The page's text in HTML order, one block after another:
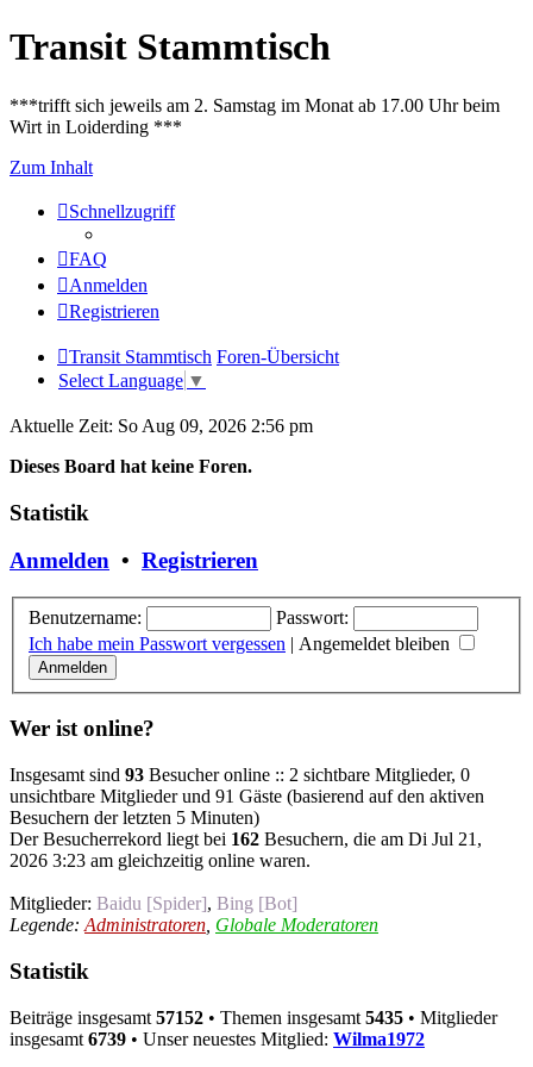
Transit Stammtisch
***trifft sich jeweils am 2. Samstag im Monat ab 17.00 Uhr beim
Wirt in Loiderding ***
Zum Inhalt
Schnellzugriff
FAQ
Anmelden
Registrieren
Transit Stammtisch Foren-Übersicht
Select Language ▼
Aktuelle Zeit: So Aug 09, 2026 2:56 pm
Dieses Board hat keine Foren.
Statistik
Anmelden • Registrieren
Benutzername:
Passwort:
Ich habe mein Passwort vergessen | Angemeldet bleiben
Wer ist online?
Insgesamt sind 93 Besucher online :: 2 sichtbare Mitglieder, 0
unsichtbare Mitglieder und 91 Gäste (basierend auf den aktiven
Besuchern der letzten 5 Minuten)
Der Besucherrekord liegt bei 162 Besuchern, die am Di Jul 21,
2026 3:23 am gleichzeitig online waren.
Mitglieder: Baidu [Spider], Bing [Bot]
Legende: Administratoren Globale Moderatoren
Statistik
Beiträge insgesamt 57152 • Themen insgesamt 5435 • Mitglieder
insgesamt 6739 • Unser neuestes Mitglied: Wilma1972